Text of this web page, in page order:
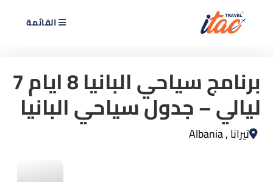
القائمة
برنامج سياحي البانيا 8 ايام 7
ليالي – جدول سياحي البانيا
تيرانا , Albania